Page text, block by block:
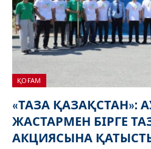
ҚОҒАМ
«ТАЗА ҚАЗАҚСТАН»:
ЖАСТАРМЕН БІРГЕ
АКЦИЯСЫНА